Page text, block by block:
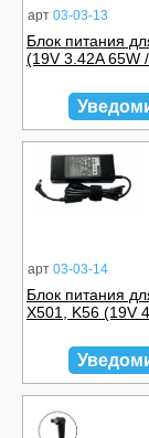
арт 03-03-13
Блок питания
(19V 3.42A 65W
арт 03-03-14
Блок питания
X501, K56 (19V